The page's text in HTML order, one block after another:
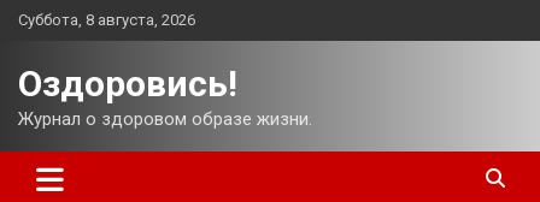
Перейти
Суббота, 8 августа, 2026
Оздоровись!
Журнал о здоровом образе жизни.